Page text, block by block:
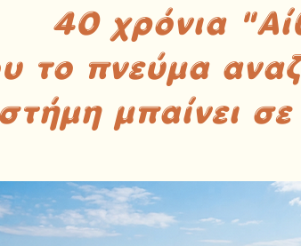
40 χρόνια
το πνεύμα
μπαίνει